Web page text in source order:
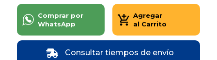
Comprar por
WhatsApp
Agregar
al Carrito
Consultar tiempos de envío